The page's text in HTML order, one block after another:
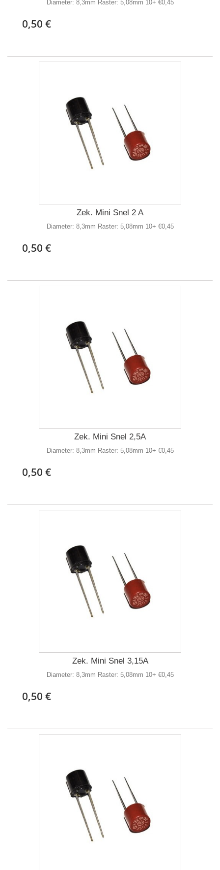
Diameter: 8,3mm Raster: 5,08mm 10+ €0,45
0,50 €
Zek. Mini Snel 2 A
Diameter: 8,3mm Raster: 5,08mm 10+ €0,45
0,50 €
Zek. Mini Snel 2,5A
Diameter: 8,3mm Raster: 5,08mm 10+ €0,45
0,50 €
Zek. Mini Snel 3,15A
Diameter: 8,3mm Raster: 5,08mm 10+ €0,45
0,50 €